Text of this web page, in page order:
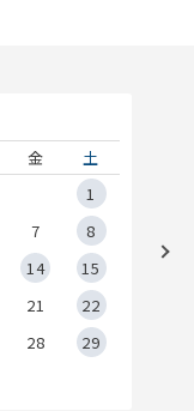
金
土
1
7
8
14
15
21
22
28
29